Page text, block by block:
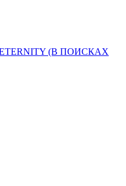
ETERNITY (В ПОИСКАХ